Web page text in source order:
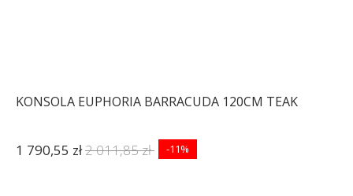
KONSOLA EUPHORIA BARRACUDA 120CM TEAK
1 790,55 zł2 011,85 zł -11%